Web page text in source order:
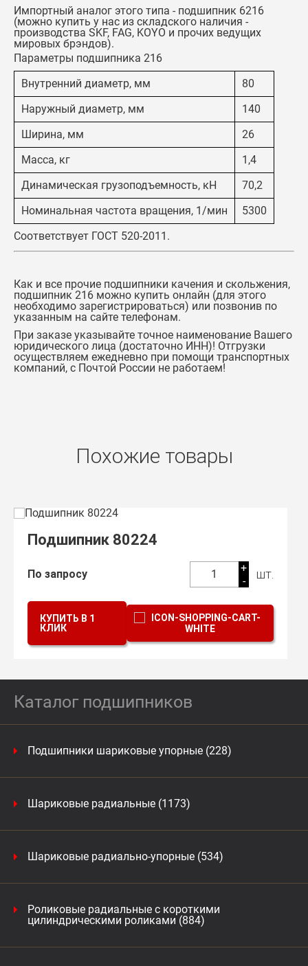
Каталог подшипников
Подшипники шариковые упорные (228)
Шариковые радиальные (1173)
Шариковые радиально-упорные (534)
Роликовые радиальные с короткими
цилиндрическими роликами (884)
Импортный аналог этого типа - подшипник 6216
(можно купить у нас из складского наличия -
производства SKF, FAG, KOYO и прочих ведущих
мировых брэндов).
Параметры подшипника 216
Внутренний диаметр, мм
80
Наружный диаметр, мм
140
Ширина, мм
26
Масса, кг
1,4
Динамическая грузоподъемность, кН
70,2
Номинальная частота вращения, 1/мин
5300
Соответствует ГОСТ 520-2011.
Как и все прочие подшипники качения и скольжения,
подшипник 216 можно купить онлайн (для этого
необходимо зарегистрироваться) или позвонив по
указанным на сайте телефонам.
При заказе указывайте точное наименование Вашего
юридического лица (достаточно ИНН)! Отгрузки
осуществляем ежедневно при помощи транспортных
компаний, с Почтой России не работаем!
Похожие товары
Подшипник 80224
По запросу 1
+
-
шт.
КУПИТЬ В 1
КЛИК